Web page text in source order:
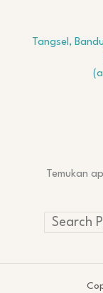
Tangsel,
Temukan